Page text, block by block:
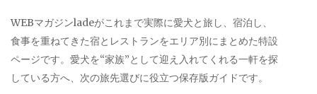
WEBマガジンladeがこれまで実際に愛犬と旅し、宿泊し、
食事を重ねてきた宿とレストランをエリア別にまとめた特設
ページです。愛犬を“家族”として迎え入れてくれる一軒を探
している方へ、次の旅先選びに役立つ保存版ガイドです。